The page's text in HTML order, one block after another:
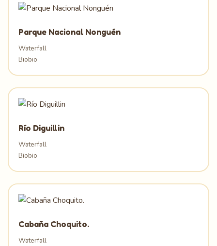
Parque Nacional Nonguén
Waterfall
Biobio
Río Diguillin
Waterfall
Biobio
Cabaña Choquito.
Waterfall